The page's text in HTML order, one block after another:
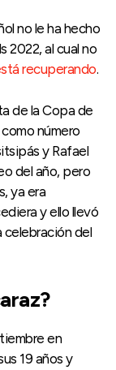
no le ha hecho
2022, al cual no
recuperando.
de la Copa de
número
y Rafael
del año, pero
ya era
y ello llevó
celebración del
en
19 años y